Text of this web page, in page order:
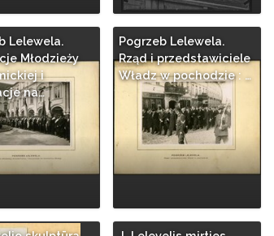
Lelewela.
Młodzieży
i
na…
Pogrzeb Lelewela.
Rząd i przedstawiciele
Władz w pochodzie : …